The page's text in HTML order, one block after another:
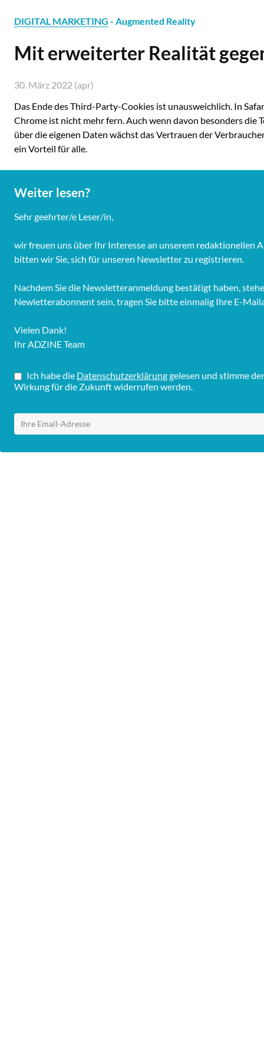
DIGITAL MARKETING - Augmented Reality
Mit erweiterter Realität
30. März 2022 (apr)
Das Ende des Third-Party-Cookies ist unausweichlich. In
Chrome ist nicht mehr fern. Auch wenn davon besonders
über die eigenen Daten wächst das Vertrauen der
ein Vorteil für alle.
Weiter lesen?
Sehr geehrter/e Leser/in,
wir freuen uns über Ihr Interesse an unserem redaktionellen
bitten wir Sie, sich für unseren Newsletter zu registrieren.
Nachdem Sie die Newsletteranmeldung bestätigt haben,
Newletterabonnent sein, tragen Sie bitte einmalig Ihre E-
Vielen Dank!
Ihr ADZINE Team
Ich habe die Datenschutzerklärunggelesen und stimme
Wirkung für die Zukunft widerrufen werden.